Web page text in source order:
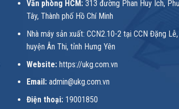
Văn phòng HCM: 313 đường Phan Huy Ích,
Tây, Thành phố Hồ Chí Minh
Nhà máy sản xuất: CCN2.10-2 tại CCN Đặng
huyện Ân Thi, tỉnh Hưng Yên
Website: https://ukg.com.vn
Email: admin@ukg.com.vn
Điện thoại: 19001850